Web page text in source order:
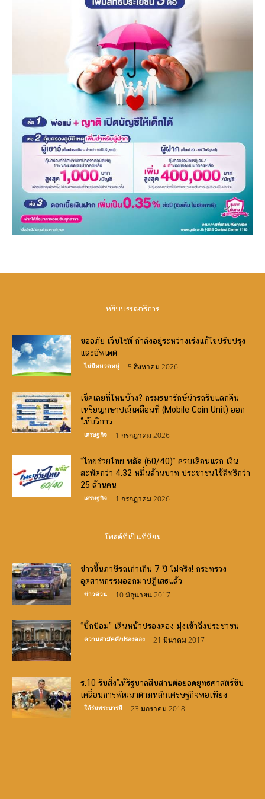
หยิบบรรณาธิการ
ขออภัย เว็บไซต์ กำลังอยู่ระหว่างเร่งแก้ไขปรับปรุง
และอัพเดต
ไม่มีหมวดหมู่ 5 สิงหาคม 2026
เช็คเลยที่ไหนบ้าง? กรมธนารักษ์นำรถรับแลกคืน
เหรียญกษาปณ์เคลื่อนที่ (Mobile Coin Unit) ออก
ให้บริการ
เศรษฐกิจ 1 กรกฎาคม 2026
“ไทยช่วยไทย พลัส (60/40)” ครบเดือนแรก เงิน
สะพัดกว่า 4.32 หมื่นล้านบาท ประชาชนใช้สิทธิกว่า
25 ล้านคน
เศรษฐกิจ 1 กรกฎาคม 2026
โพสต์ที่เป็นที่นิยม
ข่าวขึ้นภาษีรถเก่าเกิน 7 ปี ไม่จริง! กระทรวง
อุตสาหกรรมออกมาปฏิเสธแล้ว
ข่าวด่วน 10 มิถุนายน 2017
“บิ๊กป้อม” เดินหน้าปรองดอง มุ่งเข้าถึงประชาชน
ความสามัคคี/ปรองดอง 21 มีนาคม 2017
ร.10 รับสั่งให้รัฐบาลสืบสานต่อยอดยุทธศาสตร์ขับ
เคลื่อนการพัฒนาตามหลักเศรษฐกิจพอเพียง
ใต้ร่มพระบารมี 23 มกราคม 2018